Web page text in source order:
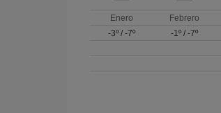
Enero
-3º/ -7º
Febrero
-1º /-7º